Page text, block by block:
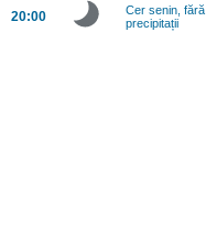
20:00
Cer senin, fără
precipitații